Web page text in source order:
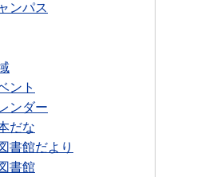
ンパス
ント
ンダー
だな
書館だより
書館